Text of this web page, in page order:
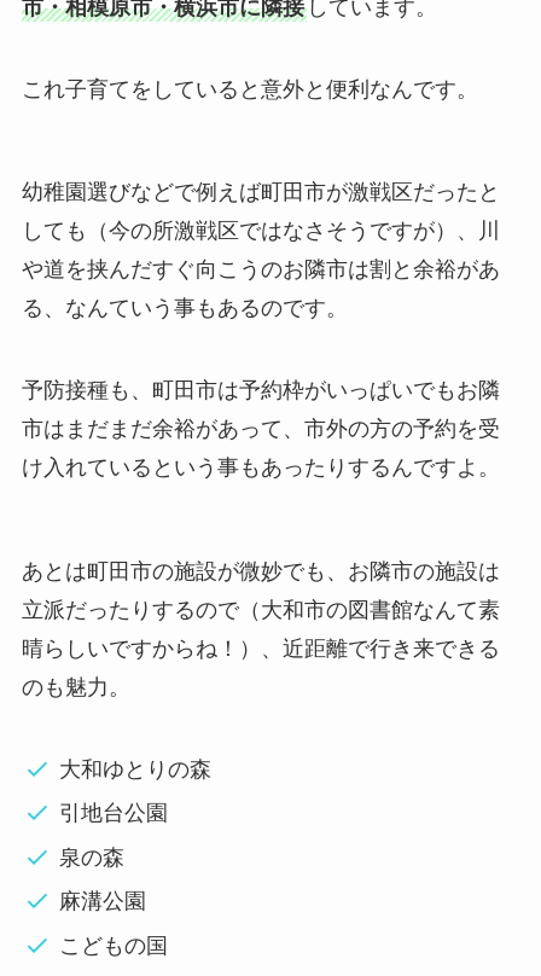
市・相模原市・横浜市に隣接しています。
これ子育てをしていると意外と便利なんです。
幼稚園選びなどで例えば町田市が激戦区だったと
しても（今の所激戦区ではなさそうですが）、川
や道を挟んだすぐ向こうのお隣市は割と余裕があ
る、なんていう事もあるのです。
予防接種も、 町田市は予約枠がいっぱいでもお隣
市はまだまだ余裕があって、市外の方の予約を受
け入れているという事もあったりする んですよ。
あとは町田市の施設が微妙でも、お隣市の施設は
立派だったりするので（大和市の図書館なんて素
晴らしいですからね！）、近距離で行き来できる
のも魅力。
大和ゆとりの森
引地台公園
泉の森
麻溝公園
こどもの国